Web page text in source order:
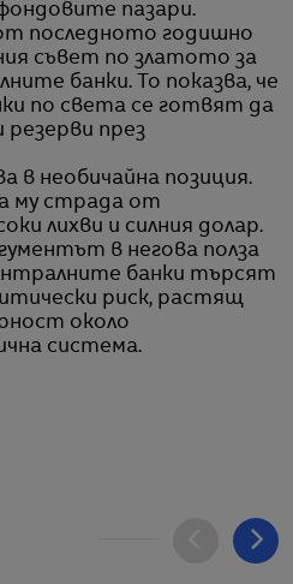
пазари.
последното годишно
съвет по златото за
банки. То показва, че
по света се готвят да
през
в необичайна позиция.
му страда от
лихви и силния долар.
в негова полза
банки търсят
риск, растящ
около
система.